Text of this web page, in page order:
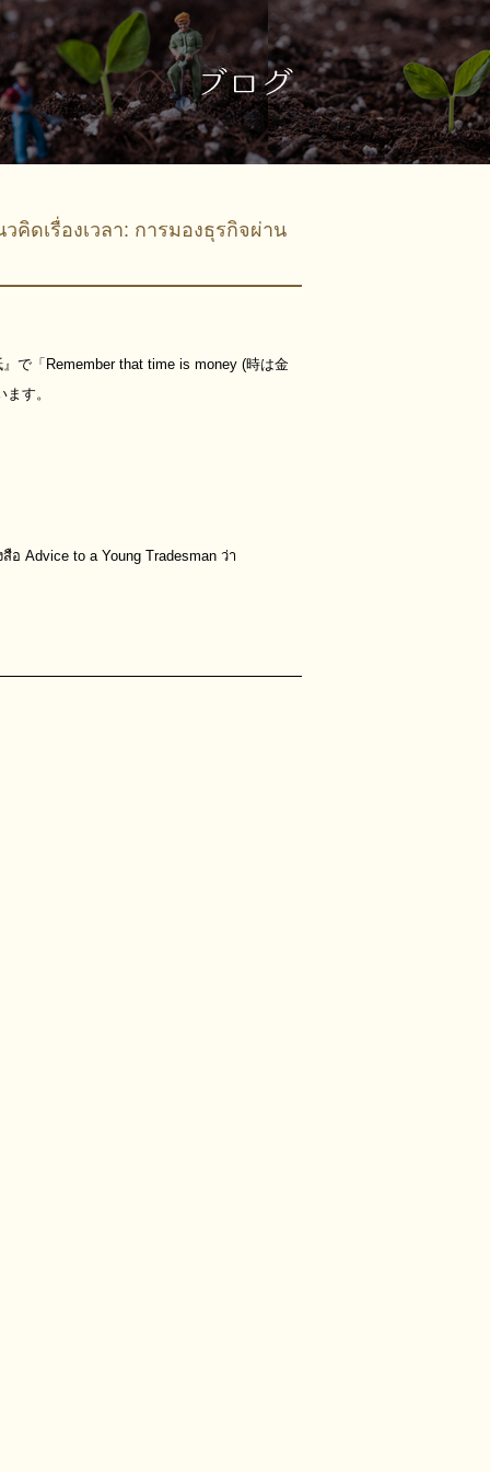
ดเรื่องเวลา: การมองธุรกิจผ่าน
で「Remember that time is money (時は金
す。
Advice to a Young Tradesman ว่า